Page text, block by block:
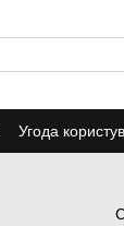
Угода